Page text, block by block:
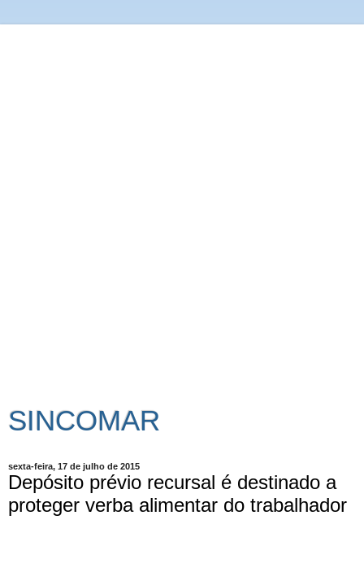
SINCOMAR
sexta-feira, 17 de julho de 2015
Depósito prévio recursal é destinado a
proteger verba alimentar do trabalhador